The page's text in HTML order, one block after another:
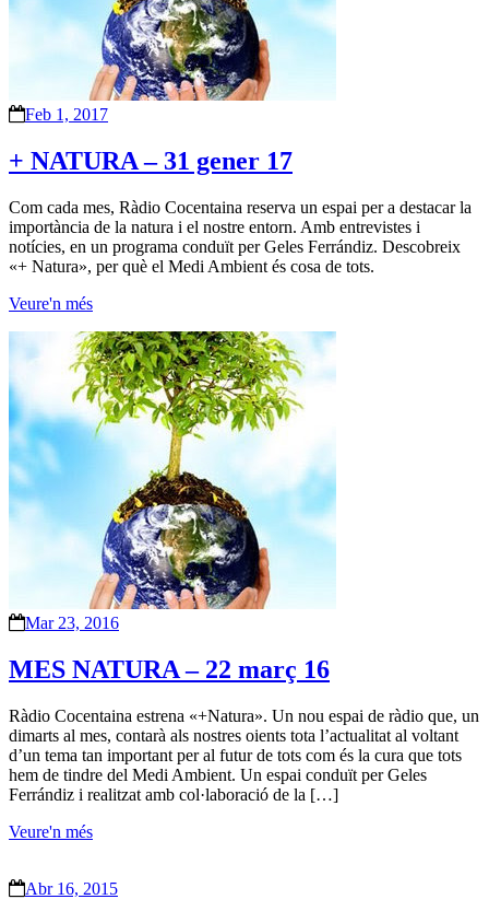
Feb 1, 2017
+ NATURA – 31 gener 17
Com cada mes, Ràdio Cocentaina reserva un espai per a destacar la
importància de la natura i el nostre entorn. Amb entrevistes i
notícies, en un programa conduït per Geles Ferrándiz. Descobreix
«+ Natura», per què el Medi Ambient és cosa de tots.
Veure'n més
Mar 23, 2016
MES NATURA – 22 març 16
Ràdio Cocentaina estrena «+Natura». Un nou espai de ràdio que, un
dimarts al mes, contarà als nostres oients tota l’actualitat al voltant
d’un tema tan important per al futur de tots com és la cura que tots
hem de tindre del Medi Ambient. Un espai conduït per Geles
Ferrándiz i realitzat amb col·laboració de la […]
Veure'n més
Abr 16, 2015